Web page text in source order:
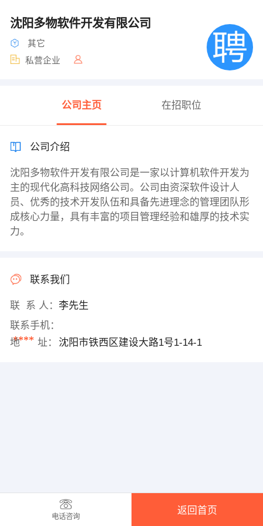
沈阳多物软件开发有限公司
其它
私营企业
公司主页 在招职位
公司介绍
沈阳多物软件开发有限公司是一家以计算机软件开发为
主的现代化高科技网络公司。公司由资深软件设计人
员、优秀的技术开发队伍和具备先进理念的管理团队形
成核心力量，具有丰富的项目管理经验和雄厚的技术实
力。
联系我们
联 系 人： 李先生
联系手机：
****
地 址： 沈阳市铁西区建设大路1号1-14-1
电话咨询
返回首页